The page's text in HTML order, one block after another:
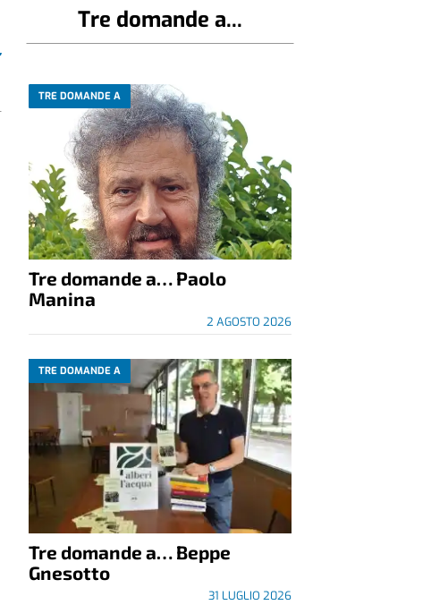
Tre domande a...
TRE DOMANDE A
Tre domande a… Paolo
Manina
2 AGOSTO 2026
TRE DOMANDE A
Tre domande a… Beppe
Gnesotto
31 LUGLIO 2026